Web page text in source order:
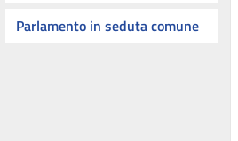
Parlamento in seduta comune